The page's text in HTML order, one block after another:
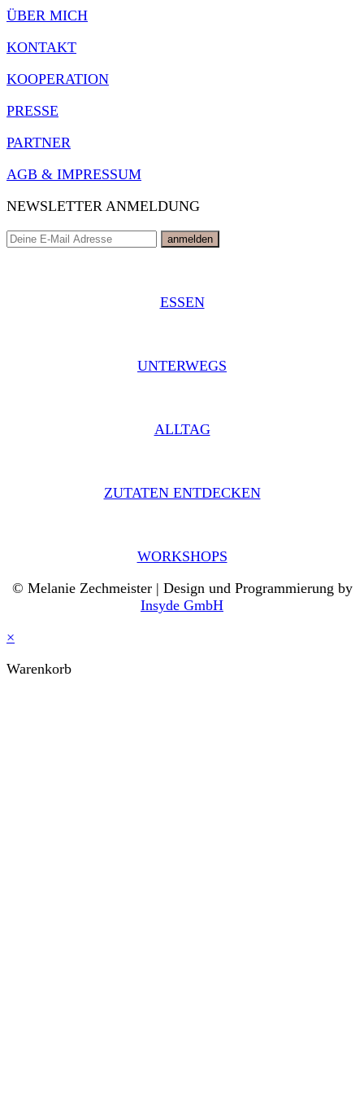
ÜBER MICH
KONTAKT
KOOPERATION
PRESSE
PARTNER
AGB & IMPRESSUM
NEWSLETTER ANMELDUNG
ESSEN
UNTERWEGS
ALLTAG
ZUTATEN ENTDECKEN
WORKSHOPS
© Melanie Zechmeister | Design und Programmierung by
Insyde GmbH
×
Warenkorb